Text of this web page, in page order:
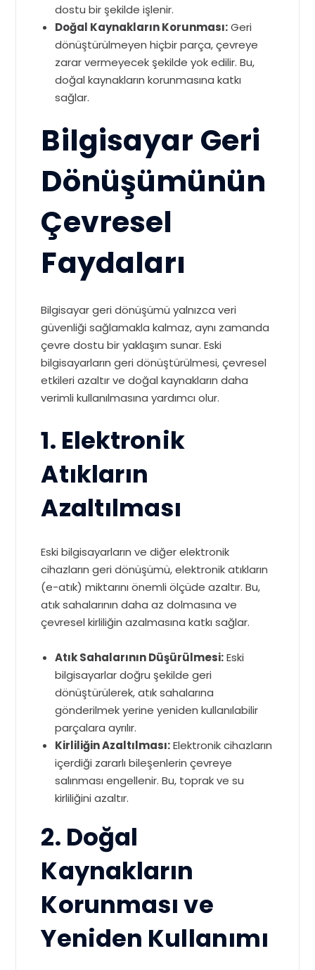
dostu bir şekilde işlenir.
Doğal Kaynakların Korunması:Geri
dönüştürülmeyen hiçbir parça, çevreye
zarar vermeyecek şekilde yok edilir. Bu,
doğal kaynakların korunmasına katkı
sağlar.
Bilgisayar Geri
Dönüşümünün
Çevresel
Faydaları
Bilgisayar geri dönüşümü yalnızca veri
güvenliği sağlamakla kalmaz, aynı zamanda
çevre dostu bir yaklaşım sunar. Eski
bilgisayarların geri dönüştürülmesi, çevresel
etkileri azaltır ve doğal kaynakların daha
verimli kullanılmasına yardımcı olur.
1. Elektronik
Atıkların
Azaltılması
Eski bilgisayarların ve diğer elektronik
cihazların geri dönüşümü, elektronik atıkların
(e-atık) miktarını önemli ölçüde azaltır. Bu,
atık sahalarının daha az dolmasına ve
çevresel kirliliğin azalmasına katkı sağlar.
Atık Sahalarının Düşürülmesi:Eski
bilgisayarlar doğru şekilde geri
dönüştürülerek, atık sahalarına
gönderilmek yerine yeniden kullanılabilir
parçalara ayrılır.
Kirliliğin Azaltılması:Elektronik cihazların
içerdiği zararlı bileşenlerin çevreye
salınması engellenir. Bu, toprak ve su
kirliliğini azaltır.
2. Doğal
Kaynakların
Korunması ve
Yeniden Kullanımı